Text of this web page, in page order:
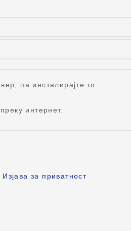
па инсталирајте го.
интернет.
Изјава за приватност